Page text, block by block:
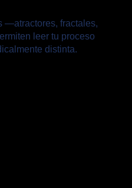
—atractores, fractales,
leer tu proceso
distinta.